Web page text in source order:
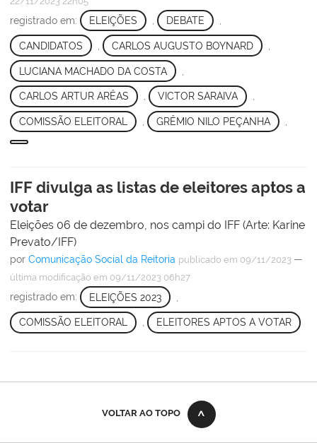
registrado em: ELEIÇÕES DEBATE
CANDIDATOS CARLOS AUGUSTO BOYNARD
LUCIANA MACHADO DA COSTA
CARLOS ARTUR ARÊAS , VICTOR SARAIVA ,
COMISSÃO ELEITORAL GRÊMIO NILO PEÇANHA
IFF divulga as listas de eleitores aptos a
votar
Eleições 06 de dezembro, nos campi do IFF (Arte: Karine
Prevato/IFF)
por Comunicação Social da Reitoria publicado em 09/11/2023 —
última modificação em 09/11/2023 06h27
registrado em: ELEIÇÕES 2023
COMISSÃO ELEITORAL , ELEITORES APTOS A VOTAR
VOLTAR AO TOPO